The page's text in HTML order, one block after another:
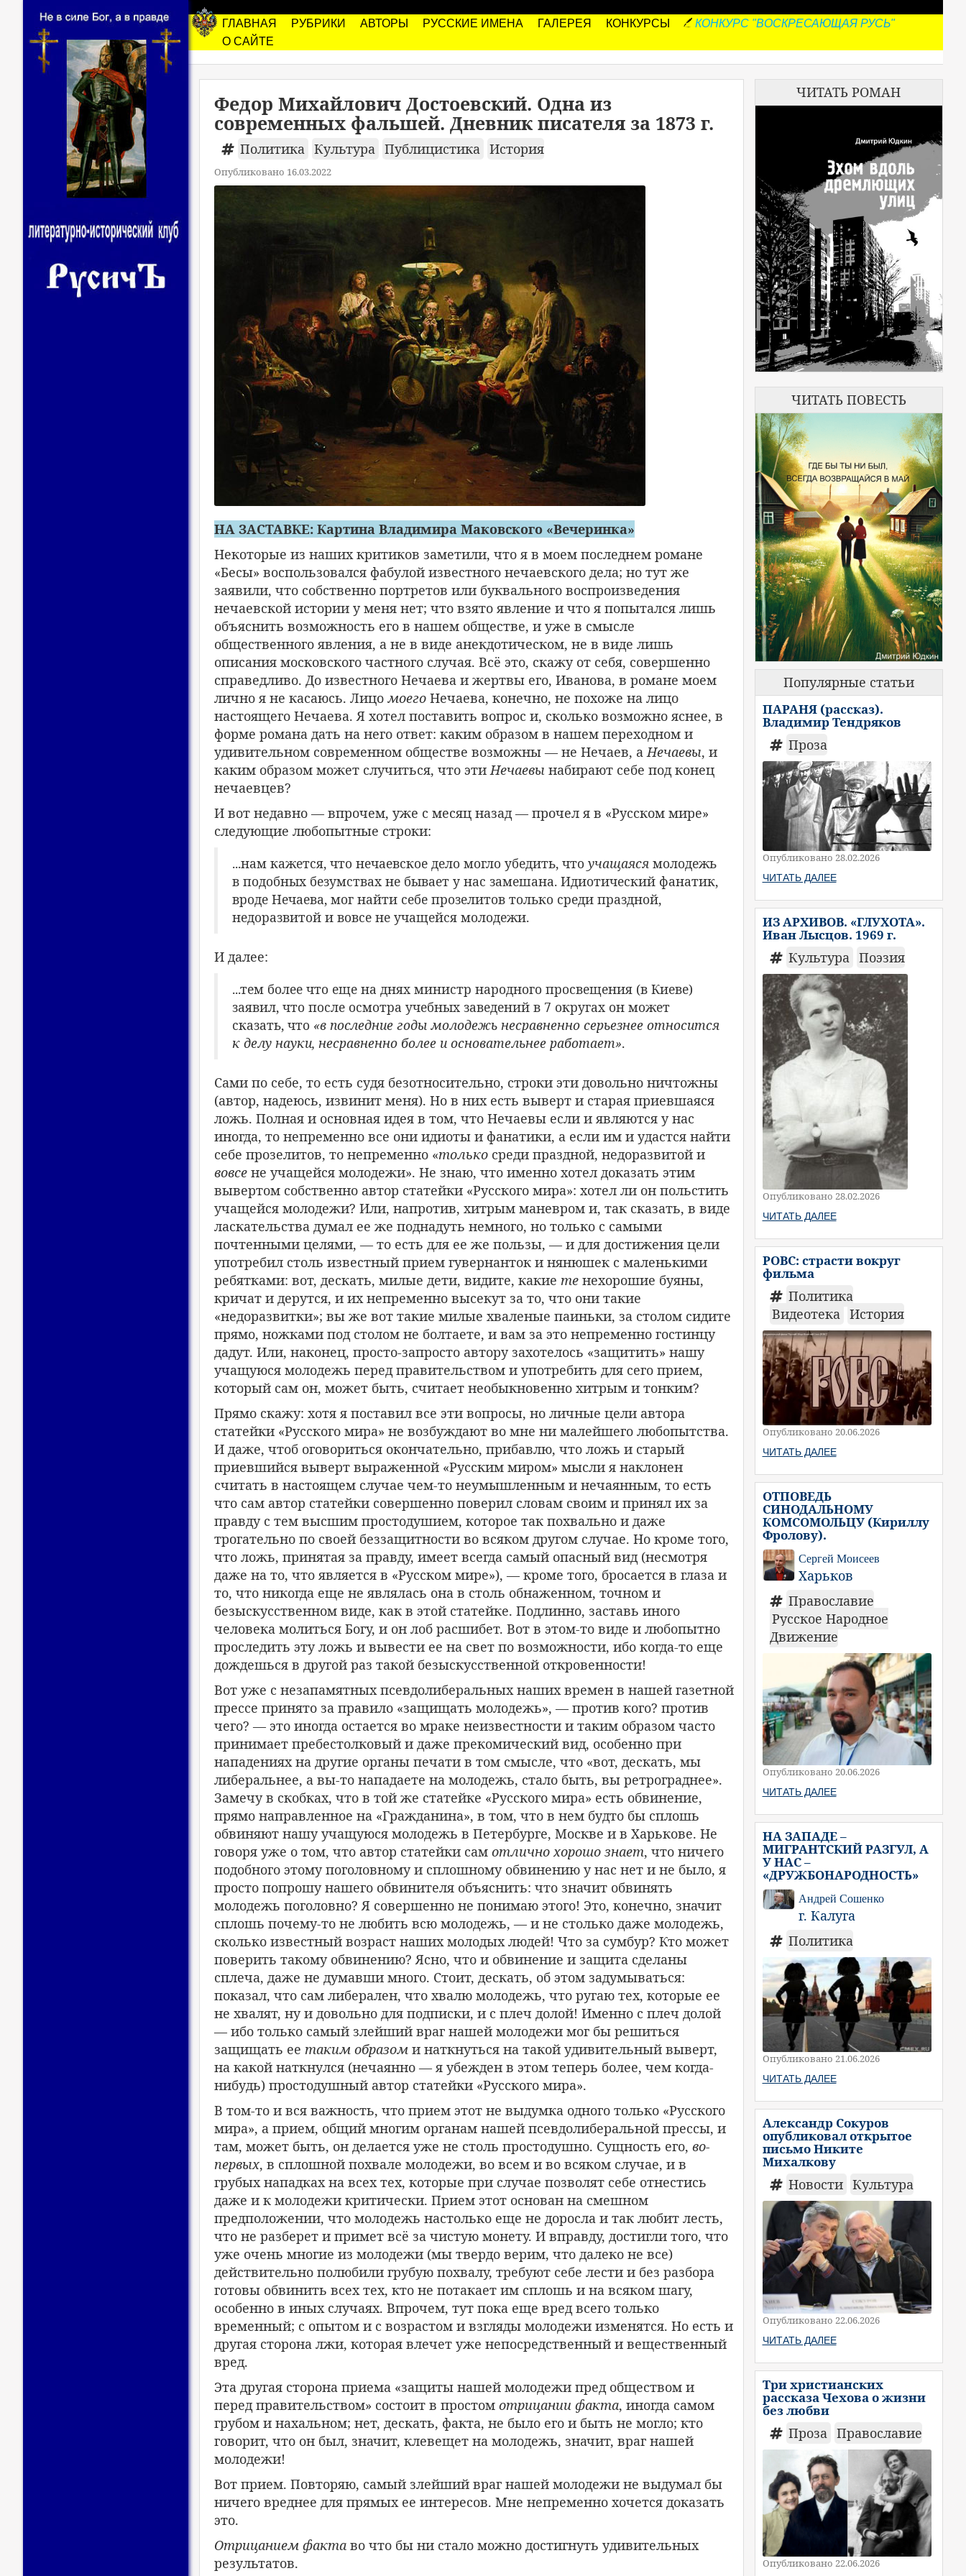
ГЛАВНАЯ РУБРИКИ АВТОРЫ РУССКИЕ ИМЕНА ГАЛЕРЕЯ КОНКУРСЫ
КОНКУРС "ВОСКРЕСАЮЩАЯ РУСЬ"
О САЙТЕ
Федор Михайлович Достоевский. Одна из
современных фальшей. Дневник писателя за 1873 г.
Политика Культура Публицистика История
Опубликовано 16.03.2022
НА ЗАСТАВКЕ: Картина Владимира Маковского «Вечеринка»
Некоторые из наших критиков заметили, что я в моем последнем романе
«Бесы» воспользовался фабулой известного нечаевского дела; но тут же
заявили, что собственно портретов или буквального воспроизведения
нечаевской истории у меня нет; что взято явление и что я попытался лишь
объяснить возможность его в нашем обществе, и уже в смысле
общественного явления, а не в виде анекдотическом, не в виде лишь
описания московского частного случая. Всё это, скажу от себя, совершенно
справедливо. До известного Нечаева и жертвы его, Иванова, в романе моем
лично я не касаюсь. Лицо моего Нечаева, конечно, не похоже на лицо
настоящего Нечаева. Я хотел поставить вопрос и, сколько возможно яснее, в
форме романа дать на него ответ: каким образом в нашем переходном и
удивительном современном обществе возможны — не Нечаев, аНечаевы, и
каким образом может случиться, что этиНечаевы набирают себе под конец
нечаевцев?
И вот недавно — впрочем, уже с месяц назад — прочел я в «Русском мире»
следующие любопытные строки:
...нам кажется, что нечаевское дело могло убедить, что учащаяся молодежь
в подобных безумствах не бывает у нас замешана. Идиотический фанатик,
вроде Нечаева, мог найти себе прозелитов только среди праздной,
недоразвитой и вовсе не учащейся молодежи.
И далее:
...тем более что еще на днях министр народного просвещения (в Киеве)
заявил, что после осмотра учебных заведений в 7 округах он может
сказать, что «в последние годы молодежь несравненно серьезнее относится
к делу науки, несравненно более и основательнее работает».
Сами по себе, то есть судя безотносительно, строки эти довольно ничтожны
(автор, надеюсь, извинит меня). Но в них есть выверт и старая приевшаяся
ложь. Полная и основная идея в том, что Нечаевы если и являются у нас
иногда, то непременно все они идиоты и фанатики, а если им и удастся найти
себе прозелитов, то непременно «только среди праздной, недоразвитой и
вовсе не учащейся молодежи». Не знаю, что именно хотел доказать этим
вывертом собственно автор статейки «Русского мира»: хотел ли он польстить
учащейся молодежи? Или, напротив, хитрым маневром и, так сказать, в виде
ласкательства думал ее же поднадуть немного, но только с самыми
почтенными целями, — то есть для ее же пользы, — и для достижения цели
употребил столь известный прием гувернанток и нянюшек с маленькими
ребятками: вот, дескать, милые дети, видите, какие те нехорошие буяны,
кричат и дерутся, и их непременно высекут за то, что они такие
«недоразвитки»; вы же вот такие милые хваленые паиньки, за столом сидите
прямо, ножками под столом не болтаете, и вам за это непременно гостинцу
дадут. Или, наконец, просто-запросто автору захотелось «защитить» нашу
учащуюся молодежь перед правительством и употребить для сего прием,
который сам он, может быть, считает необыкновенно хитрым и тонким?
Прямо скажу: хотя я поставил все эти вопросы, но личные цели автора
статейки «Русского мира» не возбуждают во мне ни малейшего любопытства.
И даже, чтоб оговориться окончательно, прибавлю, что ложь и старый
приевшийся выверт выраженной «Русским миром» мысли я наклонен
считать в настоящем случае чем-то неумышленным и нечаянным, то есть
что сам автор статейки совершенно поверил словам своим и принял их за
правду с тем высшим простодушием, которое так похвально и даже
трогательно по своей беззащитности во всяком другом случае. Но кроме того,
что ложь, принятая за правду, имеет всегда самый опасный вид (несмотря
даже на то, что является в «Русском мире»), — кроме того, бросается в глаза и
то, что никогда еще не являлась она в столь обнаженном, точном и
безыскусственном виде, как в этой статейке. Подлинно, заставь иного
человека молиться Богу, и он лоб расшибет. Вот в этом-то виде и любопытно
проследить эту ложь и вывести ее на свет по возможности, ибо когда-то еще
дождешься в другой раз такой безыскусственной откровенности!
Вот уже с незапамятных псевдолиберальных наших времен в нашей газетной
прессе принято за правило «защищать молодежь», — против кого? против
чего? — это иногда остается во мраке неизвестности и таким образом часто
принимает пребестолковый и даже прекомический вид, особенно при
нападениях на другие органы печати в том смысле, что «вот, дескать, мы
либеральнее, а вы-то нападаете на молодежь, стало быть, вы ретрограднее».
Замечу в скобках, что в той же статейке «Русского мира» есть обвинение,
прямо направленное на «Гражданина», в том, что в нем будто бы сплошь
обвиняют нашу учащуюся молодежь в Петербурге, Москве и в Харькове. Не
говоря уже о том, что автор статейки сам отлично хорошо знает, что ничего
подобного этому поголовному и сплошному обвинению у нас нет и не было, я
просто попрошу нашего обвинителя объяснить: что значит обвинять
молодежь поголовно? Я совершенно не понимаю этого! Это, конечно, значит
сплошь почему-то не любить всю молодежь, — и не столько даже молодежь,
сколько известный возраст наших молодых людей! Что за сумбур? Кто может
поверить такому обвинению? Ясно, что и обвинение и защита сделаны
сплеча, даже не думавши много. Стоит, дескать, об этом задумываться:
показал, что сам либерален, что хвалю молодежь, что ругаю тех, которые ее
не хвалят, ну и довольно для подписки, и с плеч долой! Именно с плеч долой
— ибо только самый злейший враг нашей молодежи мог бы решиться
защищать ее таким образом и наткнуться на такой удивительный выверт,
на какой наткнулся (нечаянно — я убежден в этом теперь более, чем когда-
нибудь) простодушный автор статейки «Русского мира».
В том-то и вся важность, что прием этот не выдумка одного только «Русского
мира», а прием, общий многим органам нашей псевдолиберальной прессы, и
там, может быть, он делается уже не столь простодушно. Сущность его, во-
первых, в сплошной похвале молодежи, во всем и во всяком случае, и в
грубых нападках на всех тех, которые при случае позволят себе отнестись
даже и к молодежи критически. Прием этот основан на смешном
предположении, что молодежь настолько еще не доросла и так любит лесть,
что не разберет и примет всё за чистую монету. И вправду, достигли того, что
уже очень многие из молодежи (мы твердо верим, что далеко не все)
действительно полюбили грубую похвалу, требуют себе лести и без разбора
готовы обвинить всех тех, кто не потакает им сплошь и на всяком шагу,
особенно в иных случаях. Впрочем, тут пока еще вред всего только
временный; с опытом и с возрастом и взгляды молодежи изменятся. Но есть и
другая сторона лжи, которая влечет уже непосредственный и вещественный
вред.
Эта другая сторона приема «защиты нашей молодежи пред обществом и
перед правительством» состоит в простом отрицании факта, иногда самом
грубом и нахальном; нет, дескать, факта, не было его и быть не могло; кто
говорит, что он был, значит, клевещет на молодежь, значит, враг нашей
молодежи!
Вот прием. Повторяю, самый злейший враг нашей молодежи не выдумал бы
ничего вреднее для прямых ее интересов. Мне непременно хочется доказать
это.
Отрицанием факта во что бы ни стало можно достигнуть удивительных
результатов.
ЧИТАТЬ РОМАН
ЧИТАТЬ ПОВЕСТЬ
Популярные статьи
ПАРАНЯ (рассказ).
Владимир Тендряков
Проза
Опубликовано 28.02.2026
ЧИТАТЬ ДАЛЕЕ
ИЗ АРХИВОВ. «ГЛУХОТА».
Иван Лысцов. 1969 г.
Культура Поэзия
Опубликовано 28.02.2026
ЧИТАТЬ ДАЛЕЕ
РОВС: страсти вокруг
фильма
Политика
Видеотека История
Опубликовано 20.06.2026
ЧИТАТЬ ДАЛЕЕ
ОТПОВЕДЬ
СИНОДАЛЬНОМУ
КОМСОМОЛЬЦУ (Кириллу
Фролову).
Сергей Моисеев
Харьков
Православие
Русское Народное
Движение
Опубликовано 20.06.2026
ЧИТАТЬ ДАЛЕЕ
НА ЗАПАДЕ –
МИГРАНТСКИЙ РАЗГУЛ, А
У НАС –
«ДРУЖБОНАРОДНОСТЬ»
Андрей Сошенко
г. Калуга
Политика
Опубликовано 21.06.2026
ЧИТАТЬ ДАЛЕЕ
Александр Сокуров
опубликовал открытое
письмо Никите
Михалкову
Новости Культура
Опубликовано 22.06.2026
ЧИТАТЬ ДАЛЕЕ
Три христианских
рассказа Чехова о жизни
без любви
Проза Православие
Опубликовано 22.06.2026